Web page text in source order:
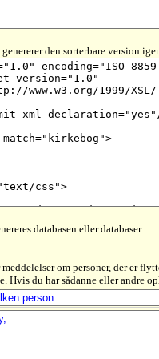
den sorterbare version
databasen eller databaser.
om personer, der er
Hvis du har sådanne eller andre